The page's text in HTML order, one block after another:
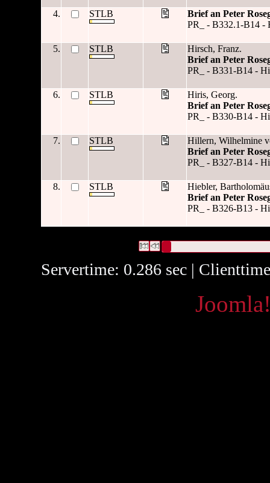
4. STLB
Brief an Peter
PR_ - B332.1-B14 -
5. STLB
Hirsch, Franz.
Brief an Peter
PR_ - B331-B14 -
6. STLB
Hiris, Georg.
Brief an Peter
PR_ - B330-B14 -
7. STLB
Hillern, Wilhelmine
Brief an Peter
PR_ - B327-B14 -
8. STLB
Hiebler,
Brief an Peter
PR_ - B326-B13 -
Servertime: 0.286 sec |